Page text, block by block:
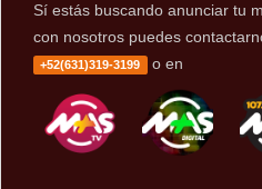
Sí estás buscando anunciar tu
con nosotros puedes
+52(631)319-3199 o en